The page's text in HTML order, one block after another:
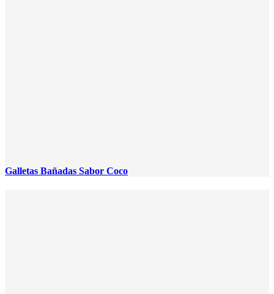
Galletas Bañadas Sabor Coco